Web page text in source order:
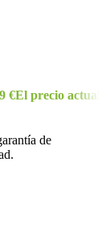
€El precio actual
de